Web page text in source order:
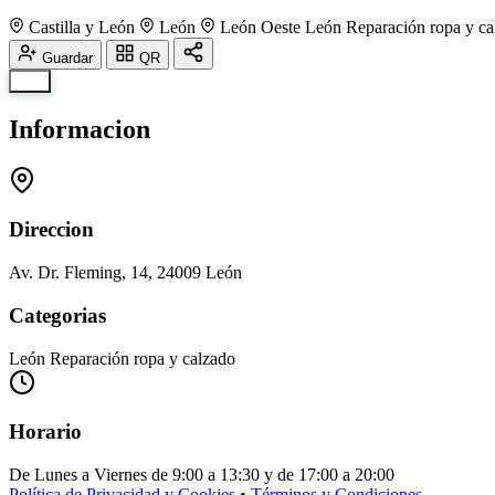
Castilla y León
León León Oeste León Reparación ropa y
Guardar
QR
Informacion
Direccion
Av. Dr. Fleming, 14, 24009 León
Categorias
León Reparación ropa y calzado
Horario
De Lunes a Viernes de 9:00 a 13:30 y de 17:00 a 20:00